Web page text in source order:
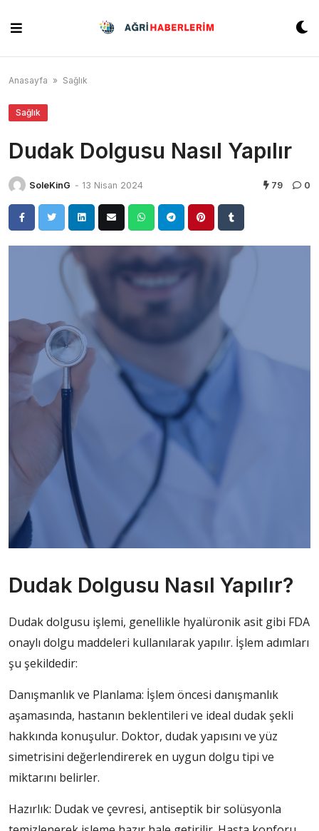
content
Anasayfa » Sağlık
Sağlık
Dudak Dolgusu Nasıl Yapılır
SoleKinG - 13 Nisan 2024 79 0
Dudak Dolgusu Nasıl Yapılır?
Dudak dolgusu işlemi, genellikle hyalüronik asit gibi FDA
onaylı dolgu maddeleri kullanılarak yapılır. İşlem adımları
şu şekildedir:
Danışmanlık ve Planlama: İşlem öncesi danışmanlık
aşamasında, hastanın beklentileri ve ideal dudak şekli
hakkında konuşulur. Doktor, dudak yapısını ve yüz
simetrisini değerlendirerek en uygun dolgu tipi ve
miktarını belirler.
Hazırlık: Dudak ve çevresi, antiseptik bir solüsyonla